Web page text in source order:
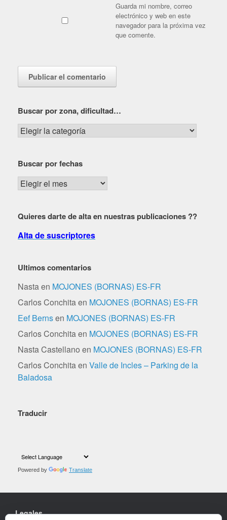
Guarda mi nombre, correo
electrónico y web en este
navegador para la próxima vez
que comente.
Buscar por zona, dificultad…
Buscar
por
dificultad…
Buscar por fechas
Buscar
por
Quieres darte de alta en nuestras publicaciones ??
Alta de suscriptores
Ultimos comentarios
Nastaen MOJONES (BORNAS) ES-FR
Carlos Conchitaen MOJONES (BORNAS) ES-FR
Eef Bernsen MOJONES (BORNAS) ES-FR
Carlos Conchitaen MOJONES (BORNAS) ES-FR
Nasta Castellano en MOJONES (BORNAS) ES-FR
Carlos Conchitaen Valle de Incles – Parking de la
Baladosa
Traducir
Powered by Translate
Legales